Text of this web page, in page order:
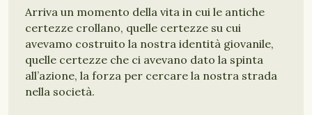
Arriva un momento della vita in cui le antiche
certezze crollano, quelle certezze su cui
avevamo costruito la nostra identità giovanile,
quelle certezze che ci avevano dato la spinta
all’azione, la forza per cercare la nostra strada
nella società.